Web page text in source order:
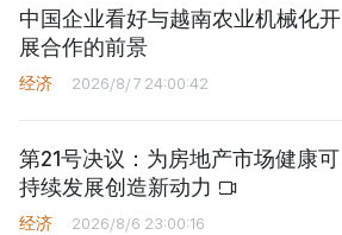
中国企业看好与越南农业机械化开
展合作的前景
经济 2026/8/7 24:00:42
第21号决议：为房地产市场健康可
持续发展创造新动力
经济 2026/8/6 23:00:16